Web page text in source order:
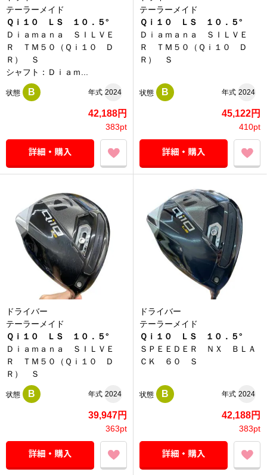
テーラーメイド
Ｑｉ１０ ＬＳ １０．５°
Ｄｉａｍａｎａ ＳＩＬＶＥ
Ｒ ＴＭ５０（Ｑｉ１０ Ｄ
Ｒ） Ｓ
シャフト：Ｄｉａｍ...
状態 B 年式 2024
42,188円
383pt
テーラーメイド
Ｑｉ１０ ＬＳ １０．５°
Ｄｉａｍａｎａ ＳＩＬＶＥ
Ｒ ＴＭ５０（Ｑｉ１０ Ｄ
Ｒ） Ｓ
状態 B 年式 2024
45,122円
410pt
ドライバー
テーラーメイド
Ｑｉ１０ ＬＳ １０．５°
Ｄｉａｍａｎａ ＳＩＬＶＥ
Ｒ ＴＭ５０（Ｑｉ１０ Ｄ
Ｒ） Ｓ
状態 B 年式 2024
39,947円
363pt
ドライバー
テーラーメイド
Ｑｉ１０ ＬＳ １０．５°
ＳＰＥＥＤＥＲ ＮＸ ＢＬＡ
ＣＫ ６０ Ｓ
状態 B 年式 2024
42,188円
383pt